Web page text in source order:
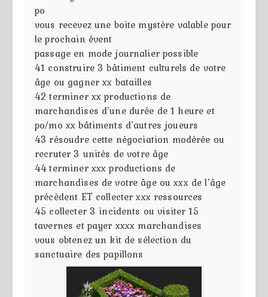
po
vous recevez une boite mystère valable pour
le prochain évent
passage en mode journalier possible
41 construire 3 bâtiment culturels de votre
âge ou gagner xx batailles
42 terminer xx productions de
marchandises d’une durée de 1 heure et
po/mo xx bâtiments d’autres joueurs
43 résoudre cette négociation modérée ou
recruter 3 unités de votre âge
44 terminer xxx productions de
marchandises de votre âge ou xxx de l’âge
précèdent ET collecter xxx ressources
45 collecter 3 incidents ou visiter 15
tavernes et payer xxxx marchandises
vous obtenez un kit de sélection du
sanctuaire des papillons